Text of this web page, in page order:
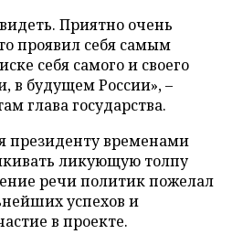
Приятно очень
проявил себя самым
себя самого и своего
в будущем России», –
глава государства.
президенту временами
ликующую толпу
речи политик пожелал
успехов и
в проекте.